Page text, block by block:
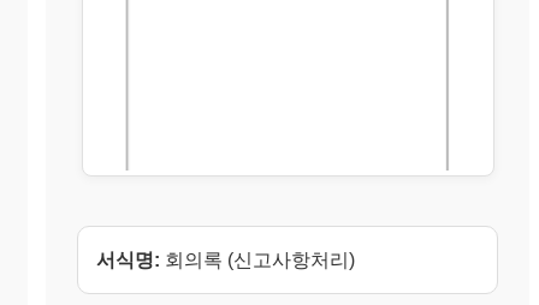
서식명: 회의록 (신고사항처리)